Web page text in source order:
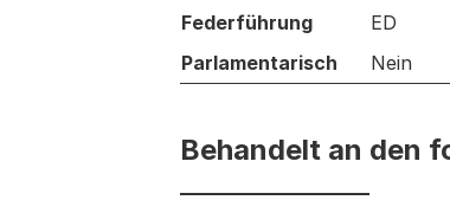
Federführung
ED
Parlamentarisch
Nein
Behandelt an den